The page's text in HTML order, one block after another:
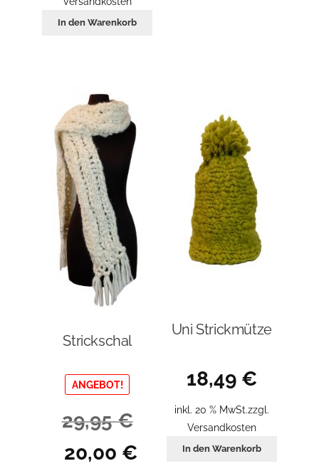
In den Warenkorb
Strickschal
ANGEBOT!
29,95€
Ursprünglicher
Preis
20,00 € Aktueller
Uni Strickmütze
18,49 €
inkl. 20 % MwSt.zzgl.
Versandkosten
In den Warenkorb